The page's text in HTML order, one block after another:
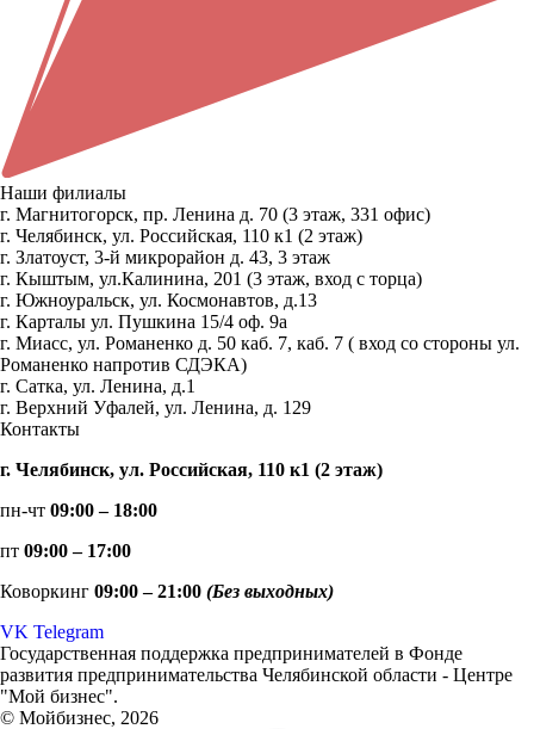
Наши филиалы
г. Магнитогорск, пр. Ленина д. 70 (3 этаж, 331 офис)
г. Челябинск, ул. Российская, 110 к1 (2 этаж)
г. Златоуст, 3-й микрорайон д. 43, 3 этаж
г. Кыштым, ул.Калинина, 201 (3 этаж, вход с торца)
г. Южноуральск, ул. Космонавтов, д.13
г. Карталы ул. Пушкина 15/4 оф. 9а
г. Миасс, ул. Романенко д. 50 каб. 7, каб. 7 ( вход со стороны ул.
Романенко напротив СДЭКА)
г. Сатка, ул. Ленина, д.1
г. Верхний Уфалей, ул. Ленина, д. 129
Контакты
г. Челябинск, ул. Российская, 110 к1 (2 этаж)
пн-чт 09:00 – 18:00
пт 09:00 – 17:00
Коворкинг 09:00 – 21:00 (Без выходных)
VK Telegram
Государственная поддержка предпринимателей в Фонде
развития предпринимательства Челябинской области - Центре
"Мой бизнес".
© Мойбизнес, 2026